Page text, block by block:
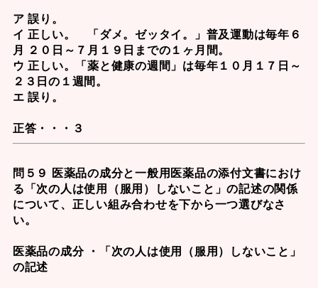
ア 誤り。
イ 正しい。
「ダメ。ゼッタイ。」普及運動は毎年６
月 ２０日～７月１９日までの１ヶ月間。
ウ 正しい。「薬と健康の週間 」は毎年１０月１７日～
２３日の１週間。
エ 誤り。
正答・・・３
問５９ 医薬品の成分と一般用医薬品の添付文書におけ
る「次の人は使用（服用）しないこと」の記述の関係
について、正しい組み合わせを下から一つ選びなさ
い。
医薬品の成分 ・「次の人は使用（服用）しないこと」
の記述